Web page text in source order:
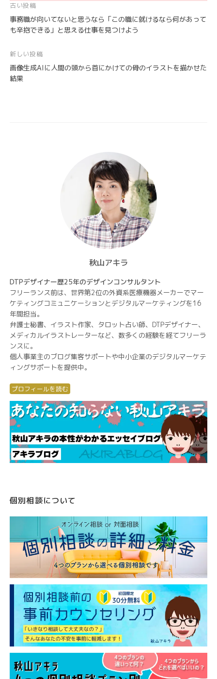
投
稿
ナ
ビ
ゲ
ー
古い投稿
事務職が向いてないと思うなら「この職に就けるなら何があって
も辛抱できる」と思える仕事を見つけよう
新しい投稿
画像生成AIに人間の頭から首にかけての骨のイラストを描かせた
結果
秋山アキラ
DTPデザイナー歴25年のデザインコンサルタント
フリーランス前は、世界第2位の外資系医療機器メーカーでマー
ケティングコミュニケーションとデジタルマーケティングを16
年間担当。
弁護士秘書、イラスト作家、タロット占い師、DTPデザイナー、
メディカルイラストレーターなど、数多くの経験を経てフリーラ
ンスに。
個人事業主のブログ集客サポートや中小企業のデジタルマーケテ
ィングサポートを提供中。
プロフィールを読む
個別相談について